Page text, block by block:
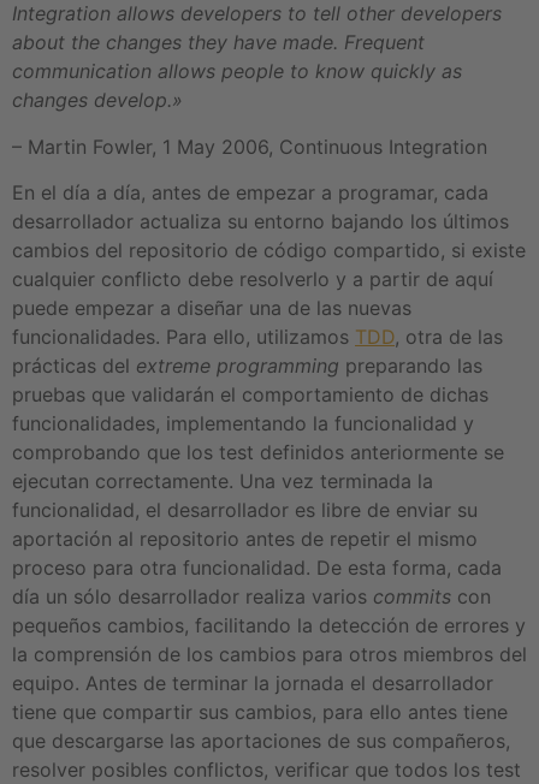
Integration allows developers to tell other developers
about the changes they have made. Frequent
communication allows people to know quickly as
changes develop.»
– Martin Fowler, 1 May 2006, Continuous Integration
En el día a día, antes de empezar a programar, cada
desarrollador actualiza su entorno bajando los últimos
cambios del repositorio de código compartido, si existe
cualquier conflicto debe resolverlo y a partir de aquí
puede empezar a diseñar una de las nuevas
funcionalidades. Para ello, utilizamos TDD, otra de las
prácticas del extreme programming preparando las
pruebas que validarán el comportamiento de dichas
funcionalidades, implementando la funcionalidad y
comprobando que los test definidos anteriormente se
ejecutan correctamente. Una vez terminada la
funcionalidad, el desarrollador es libre de enviar su
aportación al repositorio antes de repetir el mismo
proceso para otra funcionalidad. De esta forma, cada
día un sólo desarrollador realiza varios commits con
pequeños cambios, facilitando la detección de errores y
la comprensión de los cambios para otros miembros del
equipo. Antes de terminar la jornada el desarrollador
tiene que compartir sus cambios, para ello antes tiene
que descargarse las aportaciones de sus compañeros,
resolver posibles conflictos, verificar que todos los test